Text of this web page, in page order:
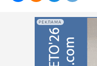
РЕКЛАМА